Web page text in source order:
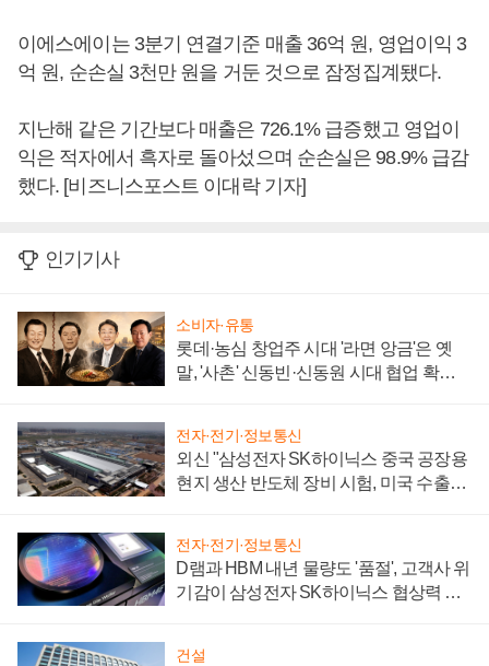
이에스에이는 3분기 연결기준 매출 36억 원, 영업이익 3
억 원, 순손실 3천만 원을 거둔 것으로 잠정집계됐다.
지난해 같은 기간보다 매출은 726.1% 급증했고 영업이
익은 적자에서 흑자로 돌아섰으며 순손실은 98.9% 급감
했다. [비즈니스포스트 이대락 기자]
인기기사
소비자·유통
롯데·농심 창업주 시대 '라면 앙금'은 옛
말, '사촌' 신동빈·신동원 시대 협업 확대
전자·전기·정보통신
외신 "삼성전자 SK하이닉스 중국 공장용
현지 생산 반도체 장비 시험, 미국 수출통
전자·전기·정보통신
D램과 HBM 내년 물량도 '품절', 고객사 위
기감이 삼성전자 SK하이닉스 협상력 더
건설